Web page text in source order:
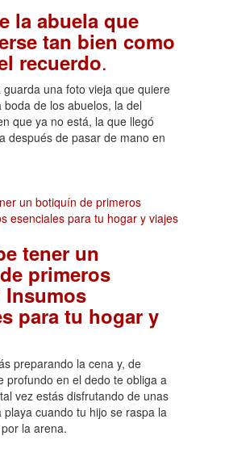
la abuela que
tan bien como
recuerdo.
guarda una foto vieja que quiere
boda de los abuelos, la del
que ya no está, la que llegó
después de pasar de mano en
tener un
primeros
para tu hogar y
preparando la cena y, de
profundo en el dedo te obliga a
vez estás disfrutando de unas
playa cuando tu hijo se raspa la
la arena.